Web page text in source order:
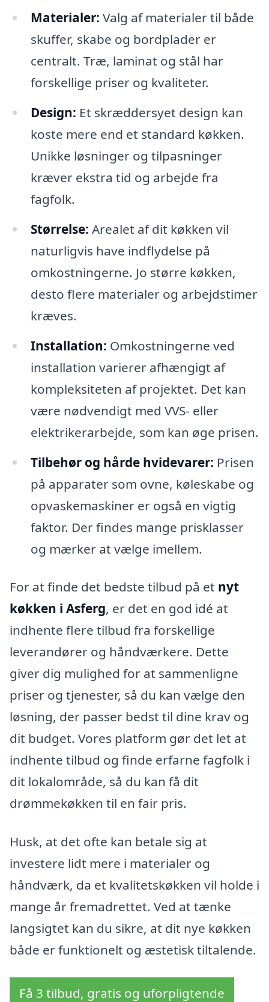
Materialer: Valg af materialer til både
skuffer, skabe og bordplader er
centralt. Træ, laminat og stål har
forskellige priser og kvaliteter.
Design: Et skræddersyet design kan
koste mere end et standard køkken.
Unikke løsninger og tilpasninger
kræver ekstra tid og arbejde fra
fagfolk.
Størrelse: Arealet af dit køkken vil
naturligvis have indflydelse på
omkostningerne. Jo større køkken,
desto flere materialer og arbejdstimer
kræves.
Installation: Omkostningerne ved
installation varierer afhængigt af
kompleksiteten af projektet. Det kan
være nødvendigt med VVS- eller
elektrikerarbejde, som kan øge prisen.
Tilbehør og hårde hvidevarer: Prisen
på apparater som ovne, køleskabe og
opvaskemaskiner er også en vigtig
faktor. Der findes mange prisklasser
og mærker at vælge imellem.
For at finde det bedste tilbud på et nyt
køkken i Asferg, er det en god idé at
indhente flere tilbud fra forskellige
leverandører og håndværkere. Dette
giver dig mulighed for at sammenligne
priser og tjenester, så du kan vælge den
løsning, der passer bedst til dine krav og
dit budget. Vores platform gør det let at
indhente tilbud og finde erfarne fagfolk i
dit lokalområde, så du kan få dit
drømmekøkken til en fair pris.
Husk, at det ofte kan betale sig at
investere lidt mere i materialer og
håndværk, da et kvalitetskøkken vil holde i
mange år fremadrettet. Ved at tænke
langsigtet kan du sikre, at dit nye køkken
både er funktionelt og æstetisk tiltalende.
Få 3 tilbud, gratis og uforpligtende